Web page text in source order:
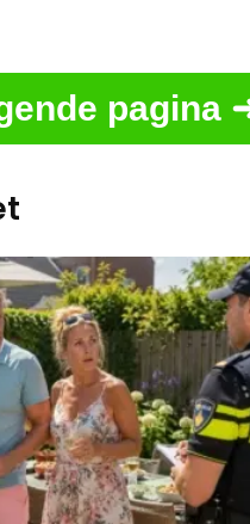
pagina